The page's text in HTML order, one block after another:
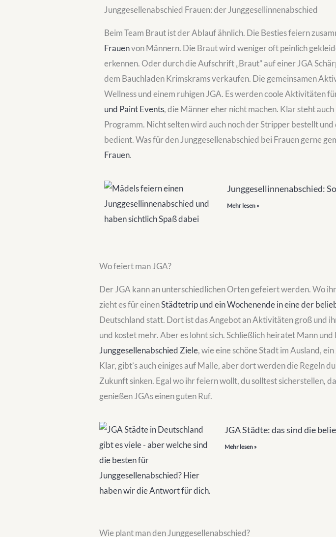
Junggesellenabschied Frauen: der Junggesellinnenabschied
Beim Team Braut ist der Ablauf ähnlich. Die Besties feiern
Frauenvon Männern. Die Braut wird weniger oft peinlich
erkennen. Oder durch die Aufschrift „Braut” auf einer JGA
dem Bauchladen Krimskrams verkaufen. Die gemeinsamen
Wellness und einem ruhigen JGA. Es werden coole Aktivitäten
und Paint Events, die Männer eher nicht machen. Klar steht
Programm. Nicht selten wird auch noch der Stripper bestellt
bedient. Was für den Junggesellenabschied bei Frauen gerne
Frauen.
Junggesellinnenabschied:
Mehr lesen »
Wo feiert man JGA?
Der JGA kann an unterschiedlichen Orten gefeiert werden. Wo
zieht es für einenStädtetrip und ein Wochenende in eine der
Deutschland statt. Dort ist das Angebot an Aktivitäten groß und
und kostet mehr. Aber es lohnt sich. Schließlich heiratet Mann
Junggesellenabschied Ziele, wie eine schöne Stadt im Ausland,
Klar, gibt’s auch einiges auf Malle, aber dort werden die Regeln
Zukunft sinken. Egal wo ihr feiern wollt, du solltest sicherstellen,
genießen JGAs einen guten Ruf.
JGA Städte: das sind die
Mehr lesen »
Wie plant man den Junggesellenabschied?